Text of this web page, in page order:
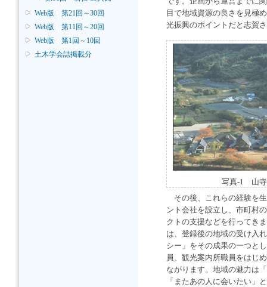
Web版 第21回～30回
Web版 第11回～20回
Web版 第1回～10回
土木学会誌掲載分
目で地域資源の良さを見極
光振興のポイントだと志賀
写真-1 山寺
その後、これらの経験を
ント会社を設立し、市町村
クトの支援などを行ってき
は、登録後の地域の受け入
シー」をその成果の一つと
員、観光案内所職員をはじ
ながります。地域の魅力は
「またあの人に会いたい」